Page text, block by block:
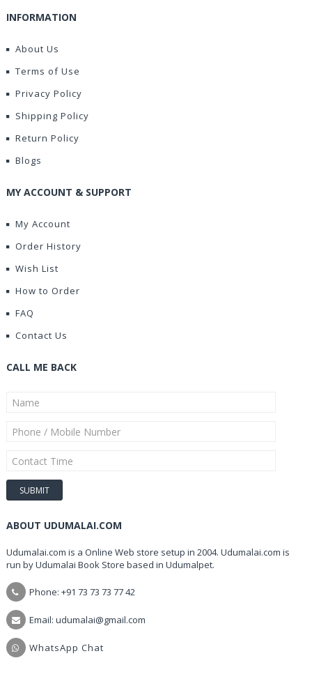
INFORMATION
About Us
Terms of Use
Privacy Policy
Shipping Policy
Return Policy
Blogs
MY ACCOUNT & SUPPORT
My Account
Order History
Wish List
How to Order
FAQ
Contact Us
CALL ME BACK
ABOUT UDUMALAI.COM
Udumalai.com is a Online Web store setup in 2004. Udumalai.com is
run by Udumalai Book Store based in Udumalpet.
Phone: +91 73 73 73 77 42
Email: udumalai@gmail.com
WhatsApp Chat